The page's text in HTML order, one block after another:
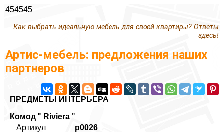
454545
Как выбрать идеальную мебель для своей квартиры? Ответы
здесь!
Артис-мебель: предложения наших
партнеров
ПРЕДМЕТЫ ИНТЕРЬЕРА
Комод " Riviera "
Артикул
p0026